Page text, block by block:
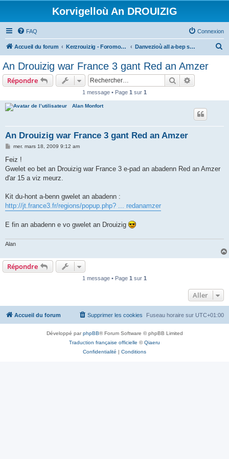
Korvigelloù An DROUIZIG
FAQ Connexion
Accueil du forum Kerzrouizig - Foromoù An Drouizig Danvezioù all a-bep seurt
An Drouizig war France 3 gant Red an Amzer
Répondre Rechercher
1 message • Page 1 sur 1
Alan Monfort
An Drouizig war France 3 gant Red an Amzer
M
s
a
g
mer. mars 18, 2009 9:12 am
Feiz !
Gwelet eo bet an Drouizig war France 3 e-pad an abadenn Red an Amzer
d'ar 15 a viz meurz.
Kit du-hont a-benn gwelet an abadenn :
http://jt.france3.fr/regions/popup.php? ... redanamzer
E fin an abadenn e vo gwelet an Drouizig
Alan
Répondre
1 message • Page 1 sur 1
Aller
Accueil du forum Fuseau horaire sur UTC+01:00
Supprimer les cookies
Développé parphpBB® Forum Software © phpBB Limited
Traduction française officielle ©Qiaeru
Confidentialité | Conditions